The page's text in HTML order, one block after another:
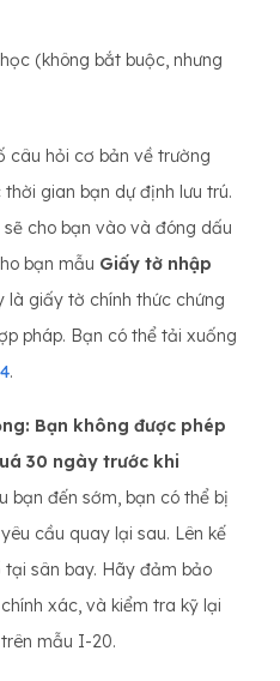
(không bắt buộc, nhưng
câu hỏi cơ bản về trường
gian bạn dự định lưu trú.
cho bạn vào và đóng dấu
bạn mẫu Giấy tờ nhập
là giấy tờ chính thức chứng
pháp. Bạn có thể tải xuống
.
Bạn không được phép
30 ngày trước khi
bạn đến sớm, bạn có thể bị
cầu quay lại sau. Lên kế
sân bay. Hãy đảm bảo
xác, và kiểm tra kỹ lại
mẫu I-20.